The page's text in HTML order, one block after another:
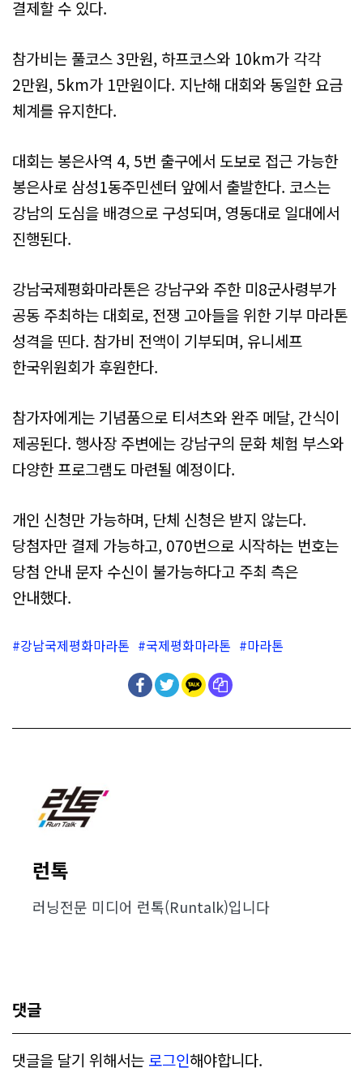
결제할 수 있다.
참가비는 풀코스 3만원, 하프코스와 10km가 각각
2만원, 5km가 1만원이다. 지난해 대회와 동일한 요금
체계를 유지한다.
대회는 봉은사역 4, 5번 출구에서 도보로 접근 가능한
봉은사로 삼성1동주민센터 앞에서 출발한다. 코스는
강남의 도심을 배경으로 구성되며, 영동대로 일대에서
진행된다.
강남국제평화마라톤은 강남구와 주한 미8군사령부가
공동 주최하는 대회로, 전쟁 고아들을 위한 기부 마라톤
성격을 띤다. 참가비 전액이 기부되며, 유니세프
한국위원회가 후원한다.
참가자에게는 기념품으로 티셔츠와 완주 메달, 간식이
제공된다. 행사장 주변에는 강남구의 문화 체험 부스와
다양한 프로그램도 마련될 예정이다.
개인 신청만 가능하며, 단체 신청은 받지 않는다.
당첨자만 결제 가능하고, 070번으로 시작하는 번호는
당첨 안내 문자 수신이 불가능하다고 주최 측은
안내했다.
강남국제평화마라톤 국제평화마라톤 마라톤
런톡
러닝전문 미디어 런톡(Runtalk)입니다
댓글
댓글을 달기 위해서는 로그인해야합니다.